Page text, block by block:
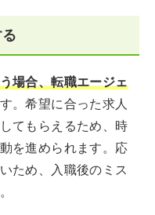
場合、転職エージェ
。希望に合った求人
てもらえるため、時
を進められます。応
ため、入職後のミス